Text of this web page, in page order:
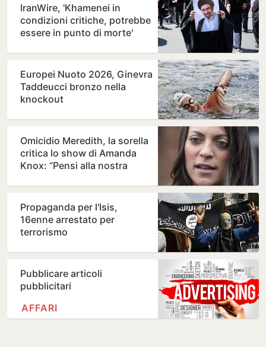
IranWire, 'Khamenei in
condizioni critiche, potrebbe
essere in punto di morte'
Europei Nuoto 2026, Ginevra
Taddeucci bronzo nella
knockout
Omicidio Meredith, la sorella
critica lo show di Amanda
Knox: “Pensi alla nostra
Propaganda per l'Isis,
16enne arrestato per
terrorismo
Pubblicare articoli
pubblicitari
AFFARI